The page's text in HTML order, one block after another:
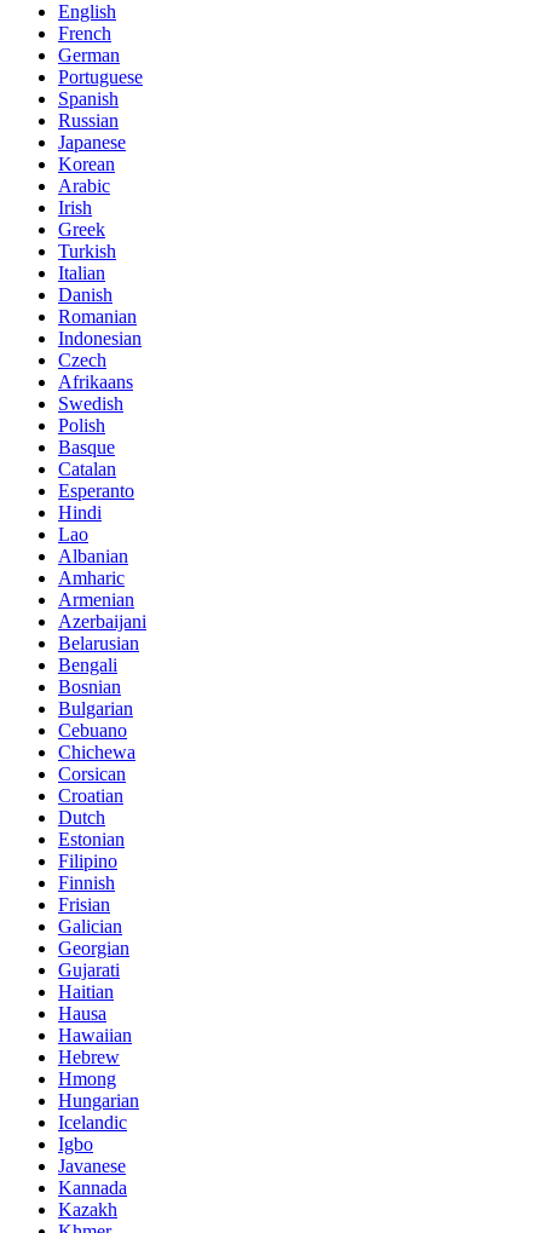
English
French
German
Portuguese
Spanish
Russian
Japanese
Korean
Arabic
Irish
Greek
Turkish
Italian
Danish
Romanian
Indonesian
Czech
Afrikaans
Swedish
Polish
Basque
Catalan
Esperanto
Hindi
Lao
Albanian
Amharic
Armenian
Azerbaijani
Belarusian
Bengali
Bosnian
Bulgarian
Cebuano
Chichewa
Corsican
Croatian
Dutch
Estonian
Filipino
Finnish
Frisian
Galician
Georgian
Gujarati
Haitian
Hausa
Hawaiian
Hebrew
Hmong
Hungarian
Icelandic
Igbo
Javanese
Kannada
Kazakh